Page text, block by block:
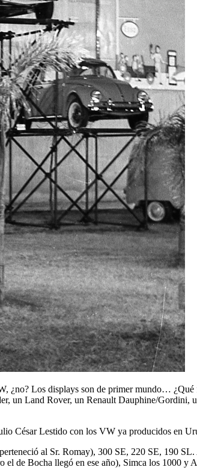
Los displays son de primer mundo… ¿Qué
un Land Rover, un Renault Dauphine/Gordini,
César Lestido con los VW ya producidos en
al Sr. Romay), 300 SE, 220 SE, 190
de Bocha llegó en ese año), Simca los 1000 y